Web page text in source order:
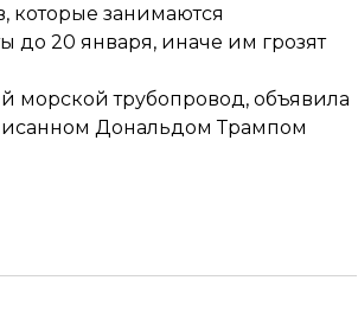
занимаются
до 20 января, иначе им грозят
морской трубопровод, объявила
Дональдом Трампом